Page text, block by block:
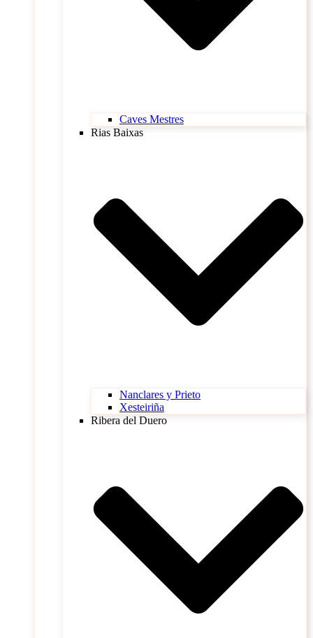
Caves Mestres
Rias Baixas
Nanclares y Prieto
Xesteiriña
Ribera del Duero